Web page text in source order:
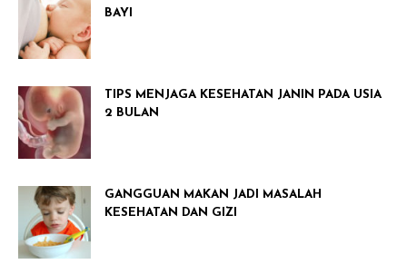
BAYI
TIPS MENJAGA KESEHATAN JANIN PADA USIA
2 BULAN
GANGGUAN MAKAN JADI MASALAH
KESEHATAN DAN GIZI